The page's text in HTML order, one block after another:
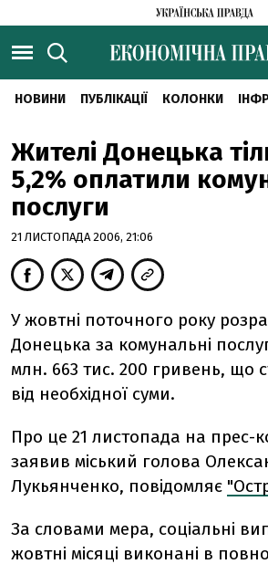
НОВИНИ ПУБЛІКАЦІЇ КОЛОНКИ
Жителі Донецька
5,2% оплатили
послуги
21 ЛИСТОПАДА 2006, 21:06
У жовтні поточного року
Донецька за комунальні
млн. 663 тис. 200 гривень, що
від необхідної суми.
Про це 21 листопада на прес-
заявив міський голова
Лукьянченко, повідомляє
За словами мера, соціальні
жовтні місяці виконані в